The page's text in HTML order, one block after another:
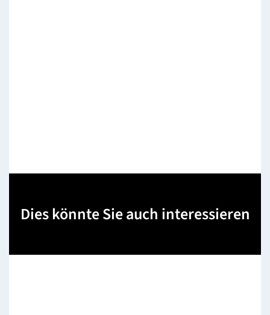
Dies könnte Sie auch interessieren